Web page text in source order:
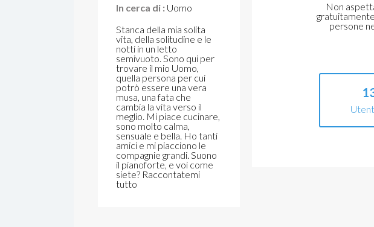
In cerca di : Uomo
Stanca della mia solita
vita, della solitudine e le
notti in un letto
semivuoto. Sono qui per
trovare il mio Uomo,
quella persona per cui
potrò essere una vera
musa, una fata che
cambia la vita verso il
meglio. Mi piace cucinare,
sono molto calma,
sensuale e bella. Ho tanti
amici e mi piacciono le
compagnie grandi. Suono
il pianoforte, e voi come
siete? Raccontatemi
tutto
Non
persone